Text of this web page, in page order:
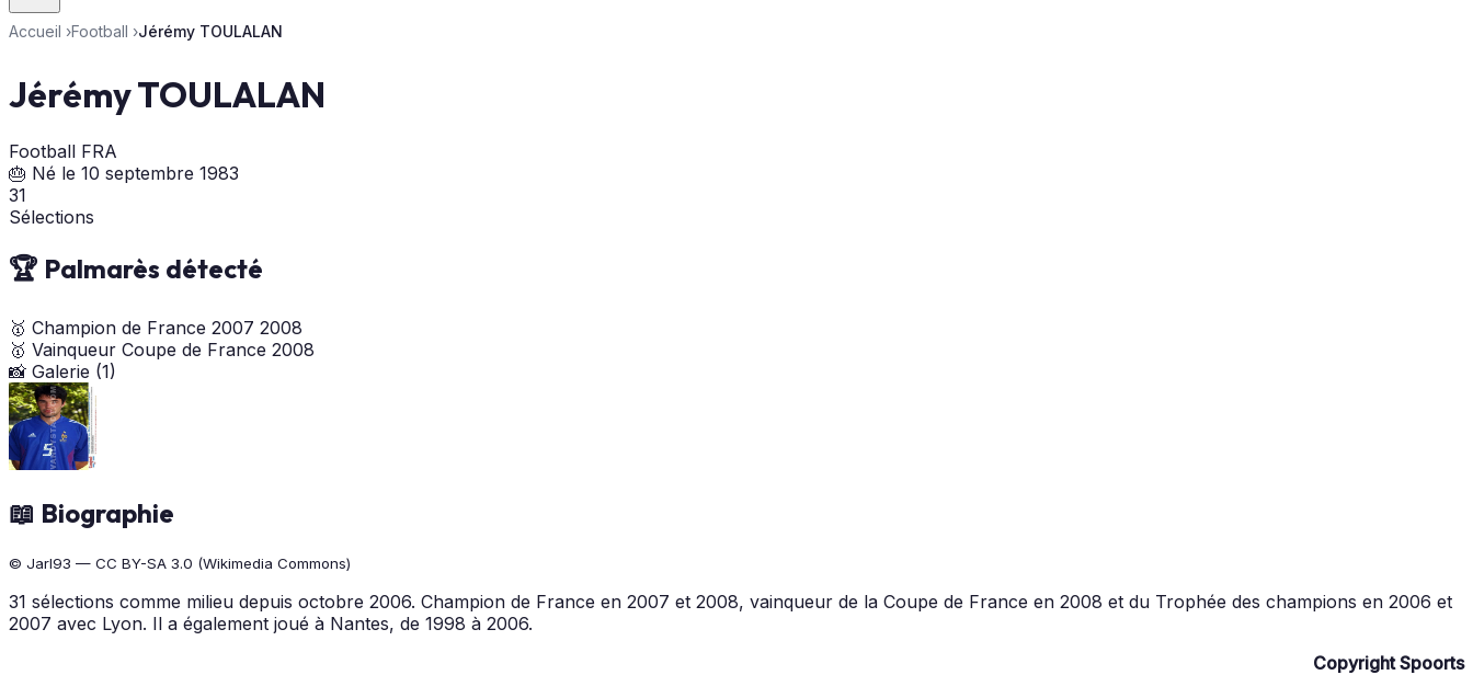
Accueil ›Football ›Jérémy TOULALAN
Jérémy TOULALAN
Football FRA
🎂 Né le 10 septembre 1983
31
Sélections
🏆 Palmarès détecté
🥇 Champion de France 2007 2008
🥇 Vainqueur Coupe de France 2008
📸 Galerie (1)
📖 Biographie
© Jarl93 — CC BY-SA 3.0 (Wikimedia Commons)
31 sélections comme milieu depuis octobre 2006. Champion de France en 2007 et 2008, vainqueur de la Coupe de France en 2008 et du Trophée des champions en 2006 et
2007 avec Lyon. Il a également joué à Nantes, de 1998 à 2006.
Copyright Spoorts